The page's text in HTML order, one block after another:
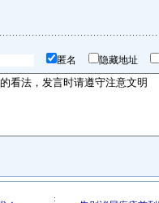
匿名 隐藏地址